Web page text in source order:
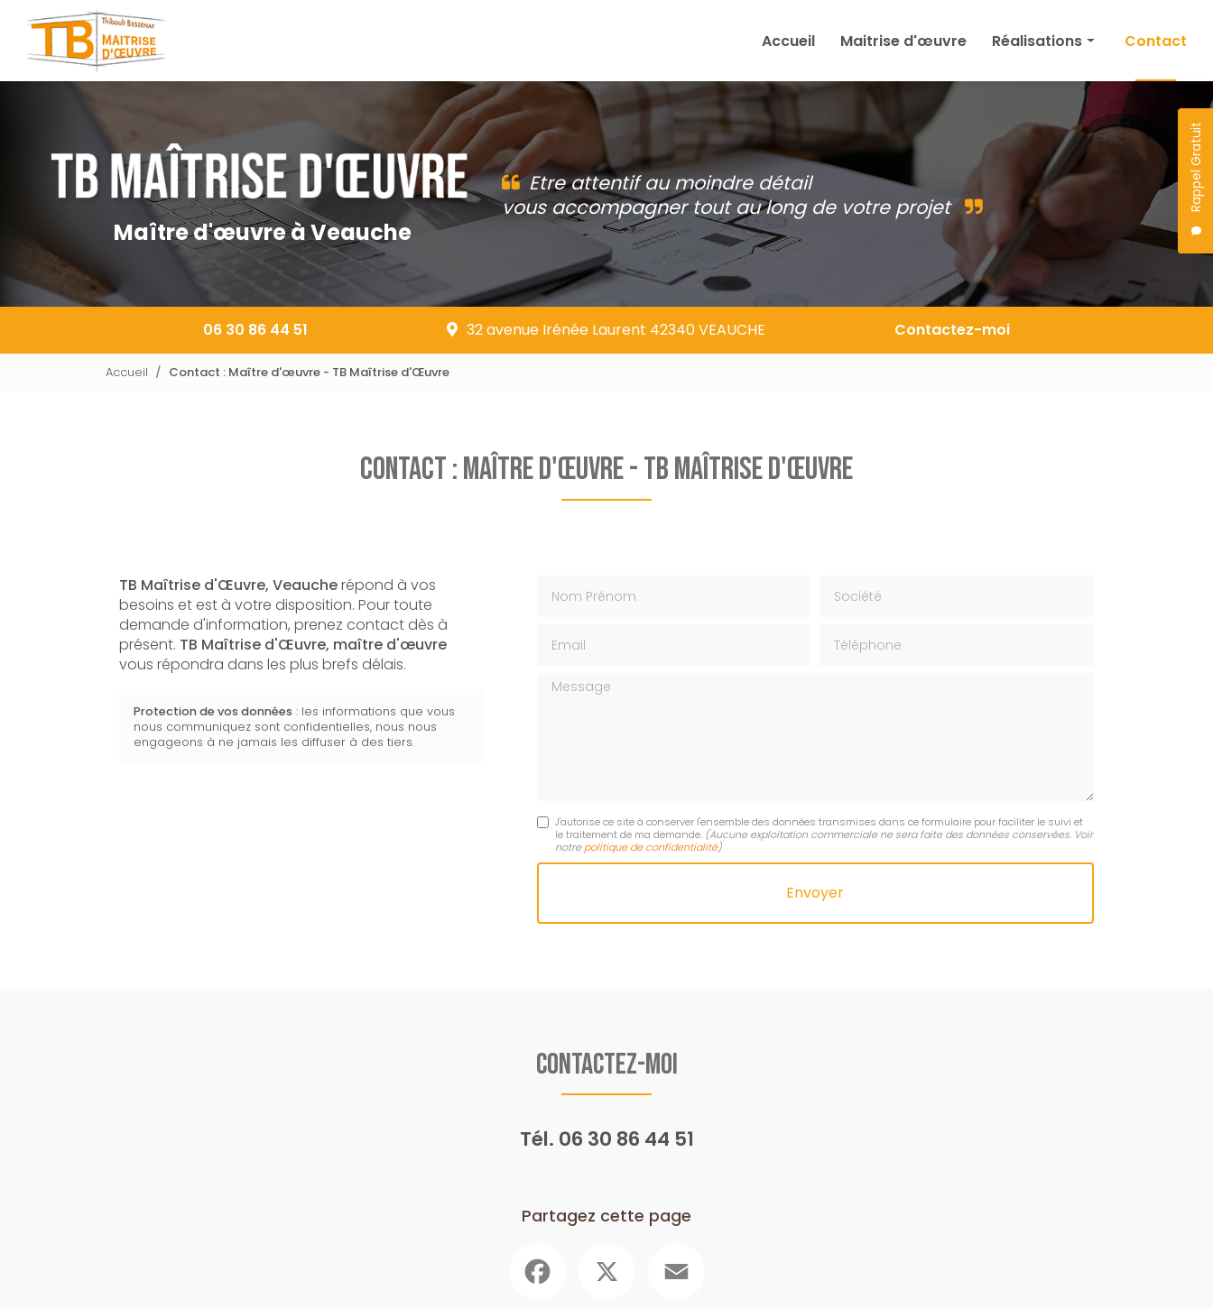
contenu
principal
Rappel Gratuit
Accueil
Maitrise d'œuvre Réalisations
Agrandissement
Permis de construire
Autres
Projet en cours
Contact
Maître d'œuvre à Veauche
Etre attentif au moindre détail
vous accompagner tout au long de votre projet
06 30 86 44 51 32 avenue Irénée Laurent 42340 VEAUCHE Contactez-moi
Accueil Contact : Maître d'œuvre - TB Maîtrise d'Œuvre
Contact : Maître d'œuvre - TB Maîtrise d'Œuvre
TB Maîtrise d'Œuvre, Veaucherépond à vos
besoins et est à votre disposition. Pour toute
demande d'information, prenez contact dès à
présent. TB Maîtrise d'Œuvre, maître d'œuvre
vous répondra dans les plus brefs délais.
Protection de vos données : les informations que vous
nous communiquez sont confidentielles, nous nous
engageons à ne jamais les diffuser à des tiers.
Message
J'autorise ce site à conserver l'ensemble des données transmises dans ce formulaire pour faciliter le suivi et
le traitement de ma demande. (Aucune exploitation commerciale ne sera faite des données conservées. Voir
notre politique de confidentialité)
Contactez-moi
Tél. 06 30 86 44 51
Partagez cette page